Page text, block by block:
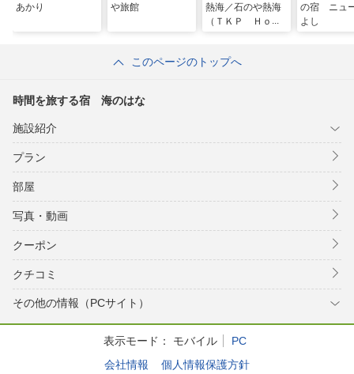
あかり
や旅館
熱海／石のや熱海
（ＴＫＰ Ｈｏｔ
の宿 ニュ
よし
このページのトップへ
時間を旅する宿 海のはな
施設紹介
プラン
部屋
写真・動画
クーポン
クチコミ
その他の情報（PCサイト）
表示モード： モバイル
PC
会社情報
個人情報保護方針